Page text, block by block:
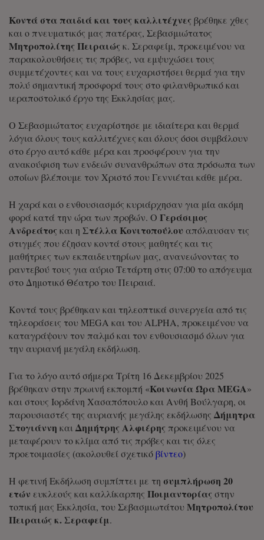
Κοντά στα παιδιά και τους καλλιτέχνες βρέθηκε χθες
και ο πνευματικός μας πατέρας, Σεβασμιώτατος
Μητροπολίτης Πειραιώς κ. Σεραφείμ, προκειμένου να
παρακολουθήσεις τις πρόβες, να εμψυχώσει τους
συμμετέχοντες και να τους ευχαριστήσει θερμά για την
πολύ σημαντική προσφορά τους στο φιλανθρωπικό και
ιεραποστολικό έργο της Εκκλησίας μας.
Ο Σεβασμιώτατος ευχαρίστησε με ιδιαίτερα και θερμά
λόγια όλους τους καλλιτέχνες και όλους όσοι συμβάλουν
στο έργο αυτό κάθε μέρα και προσφέρουν για την
ανακούφιση των ενδεών συνανθρώπων στα πρόσωπα των
οποίων βλέπουμε τον Χριστό που Γεννιέται κάθε μέρα.
Η χαρά και ο ενθουσιασμός κυριάρχησαν για μία ακόμη
φορά κατά την ώρα των προβών. Ο Γεράσιμος
Ανδρεάτος και η Στέλλα Κονιτοπούλουαπόλαυσαν τις
στιγμές που έζησαν κοντά στους μαθητές και τις
μαθήτριες των εκπαιδευτηρίων μας, ανανεώνοντας το
ραντεβού τους για αύριο Τετάρτη στις 07:00 το απόγευμα
στο Δημοτικό Θέατρο του Πειραιά.
Κοντά τους βρέθηκαν και τηλεοπτικά συνεργεία από τις
τηλεοράσεις του MEGA και του ALPHA, προκειμένου να
καταγράψουν τον παλμό και τον ενθουσιασμό όλων για
την αυριανή μεγάλη εκδήλωση.
Για το λόγο αυτό σήμερα Τρίτη 16 Δεκεμβρίου 2025
βρέθηκαν στην πρωινή εκπομπή «Κοινωνία Ώρα MEGA»
και στους Ιορδάνη Χασαπόπουλο και Ανθή Βούλγαρη, οι
παρουσιαστές της αυριανής μεγάλης εκδήλωσης Δήμητρα
Στογιάννη καιΔημήτρης Αλφιέρης προκειμένου να
μεταφέρουν το κλίμα από τις πρόβες και τις όλες
προετοιμασίες (ακολουθεί σχετικόβίντεο)
Η φετινή Εκδήλωση συμπίπτει με τη συμπλήρωση 20
ετών ευκλεούς και καλλίκαρπης Ποιμαντορίας στην
τοπική μας Εκκλησία, του ΣεβασμιωτάτουΜητροπολίτου
Πειραιώς κ. Σεραφείμ.